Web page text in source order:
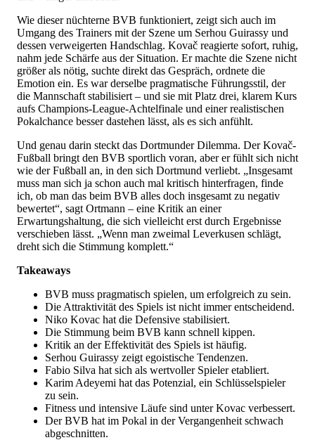
Wie dieser nüchterne BVB funktioniert, zeigt sich auch im
Umgang des Trainers mit der Szene um Serhou Guirassy und
dessen verweigerten Handschlag. Kovač reagierte sofort, ruhig,
nahm jede Schärfe aus der Situation. Er machte die Szene nicht
größer als nötig, suchte direkt das Gespräch, ordnete die
Emotion ein. Es war derselbe pragmatische Führungsstil, der
die Mannschaft stabilisiert – und sie mit Platz drei, klarem Kurs
aufs Champions-League-Achtelfinale und einer realistischen
Pokalchance besser dastehen lässt, als es sich anfühlt.
Und genau darin steckt das Dortmunder Dilemma. Der Kovač-
Fußball bringt den BVB sportlich voran, aber er fühlt sich nicht
wie der Fußball an, in den sich Dortmund verliebt. „Insgesamt
muss man sich ja schon auch mal kritisch hinterfragen, finde
ich, ob man das beim BVB alles doch insgesamt zu negativ
bewertet“, sagt Ortmann – eine Kritik an einer
Erwartungshaltung, die sich vielleicht erst durch Ergebnisse
verschieben lässt. „Wenn man zweimal Leverkusen schlägt,
dreht sich die Stimmung komplett.“
Takeaways
BVB muss pragmatisch spielen, um erfolgreich zu sein.
Die Attraktivität des Spiels ist nicht immer entscheidend.
Niko Kovac hat die Defensive stabilisiert.
Die Stimmung beim BVB kann schnell kippen.
Kritik an der Effektivität des Spiels ist häufig.
Serhou Guirassy zeigt egoistische Tendenzen.
Fabio Silva hat sich als wertvoller Spieler etabliert.
Karim Adeyemi hat das Potenzial, ein Schlüsselspieler
zu sein.
Fitness und intensive Läufe sind unter Kovac verbessert.
Der BVB hat im Pokal in der Vergangenheit schwach
abgeschnitten.